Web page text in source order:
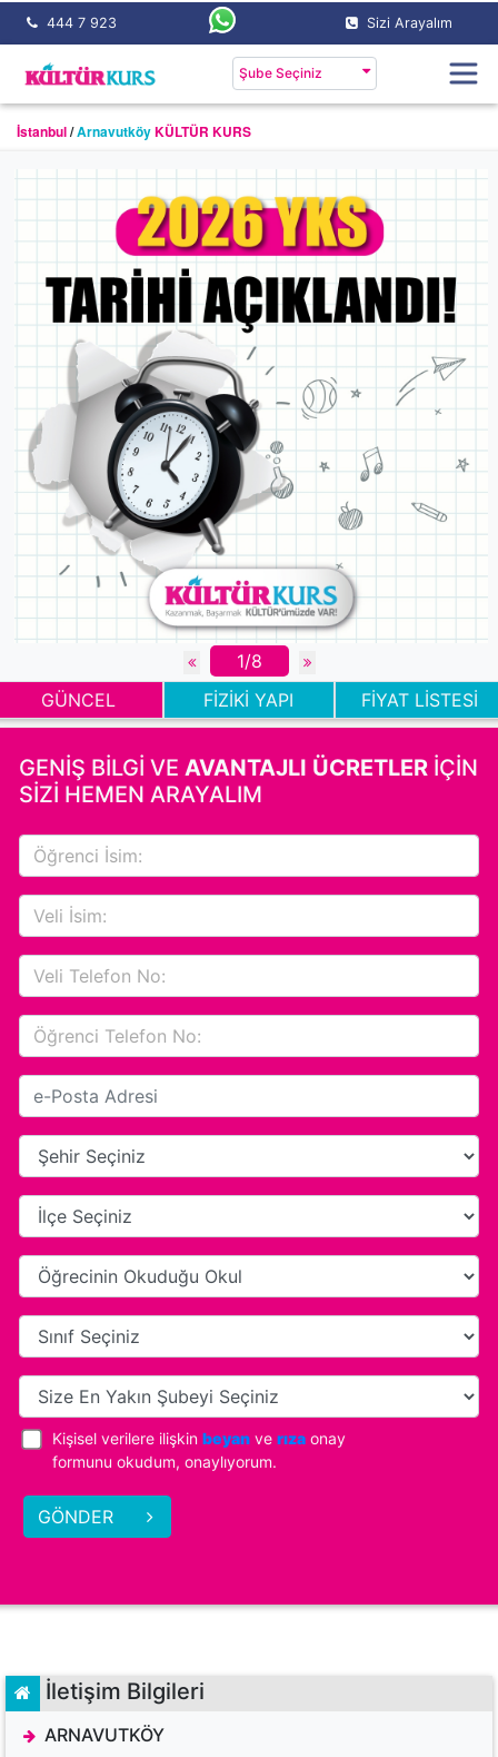
444 7 923 Sizi Arayalım
Şube Seçiniz
İstanbul/ArnavutköyKÜLTÜR KURS
1/8
GÜNCEL
FİZİKİ YAPI FİYAT LİSTESİ
GENİŞ BİLGİ VE AVANTAJLI ÜCRETLER İÇİN
SİZİ HEMEN ARAYALIM
Kişisel verilere ilişkin beyan ve rıza onay
formunu okudum, onaylıyorum.
GÖNDER
İletişim Bilgileri
ARNAVUTKÖY